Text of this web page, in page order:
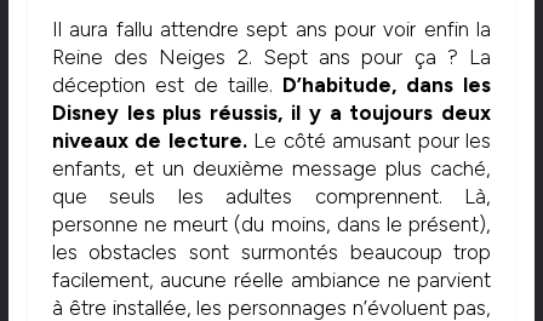
Il aura fallu attendre sept ans pour voir enfin la
Reine des Neiges 2. Sept ans pour ça ? La
déception est de taille. D’habitude, dans les
Disney les plus réussis, il y a toujours deux
niveaux de lecture.Le côté amusant pour les
enfants, et un deuxième message plus caché,
que seuls les adultes comprennent. Là,
personne ne meurt (du moins, dans le présent),
les obstacles sont surmontés beaucoup trop
facilement, aucune réelle ambiance ne parvient
à être installée, les personnages n’évoluent pas,